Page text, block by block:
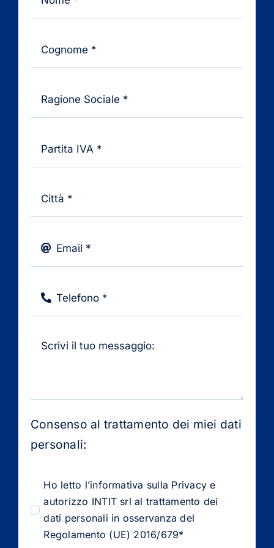
Consenso al trattamento dei miei dati
personali:
Ho letto l’informativa sulla Privacy e
autorizzo INTIT srl al trattamento dei
dati personali in osservanza del
Regolamento (UE) 2016/679*